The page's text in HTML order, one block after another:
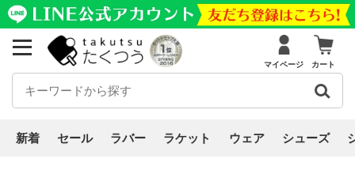
マイページ カート
新着 セール ラバー ラケット ウェア シューズ